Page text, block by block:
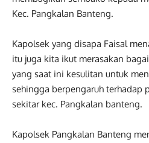
Kec. Pangkalan Banteng.
Kapolsek yang disapa Faisal
itu juga kita ikut merasakan
yang saat ini kesulitan untuk
sehingga berpengaruh terhadap
sekitar kec. Pangkalan banteng.
Kapolsek Pangkalan Banteng